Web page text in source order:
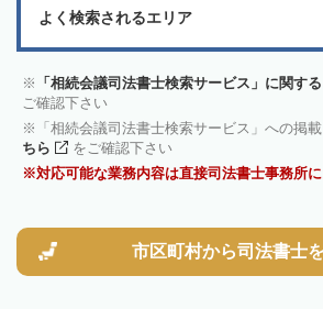
よく検索されるエリア
「相続会議司法書士検索サービス」に関す
ご確認下さい
「相続会議司法書士検索サービス」への掲
ちら
をご確認下さい
対応可能な業務内容は直接司法書士事務所
市区町村から司法書士